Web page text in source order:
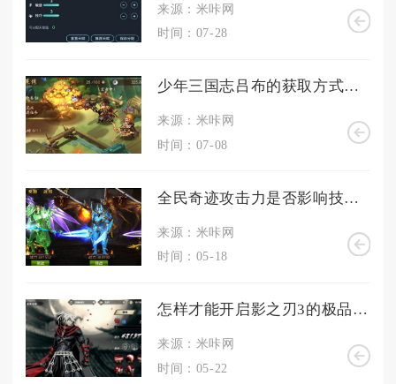
来源：米咔网
时间：07-28
少年三国志吕布的获取方式是什么
来源：米咔网
时间：07-08
全民奇迹攻击力是否影响技能的威力
来源：米咔网
时间：05-18
怎样才能开启影之刃3的极品心法
来源：米咔网
时间：05-22